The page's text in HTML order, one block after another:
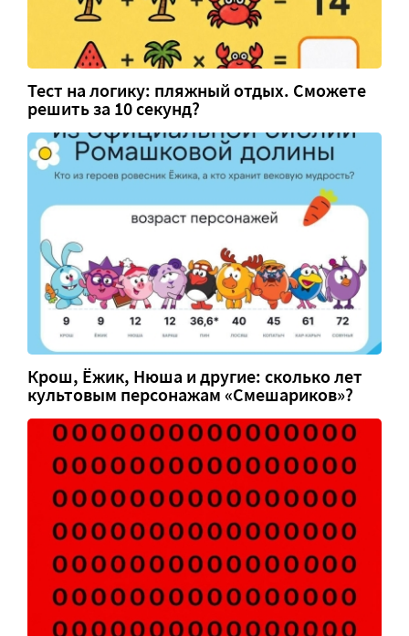
Тест на логику: пляжный отдых. Сможете
решить за 10 секунд?
Крош, Ёжик, Нюша и другие: сколько лет
культовым персонажам «Смешариков»?